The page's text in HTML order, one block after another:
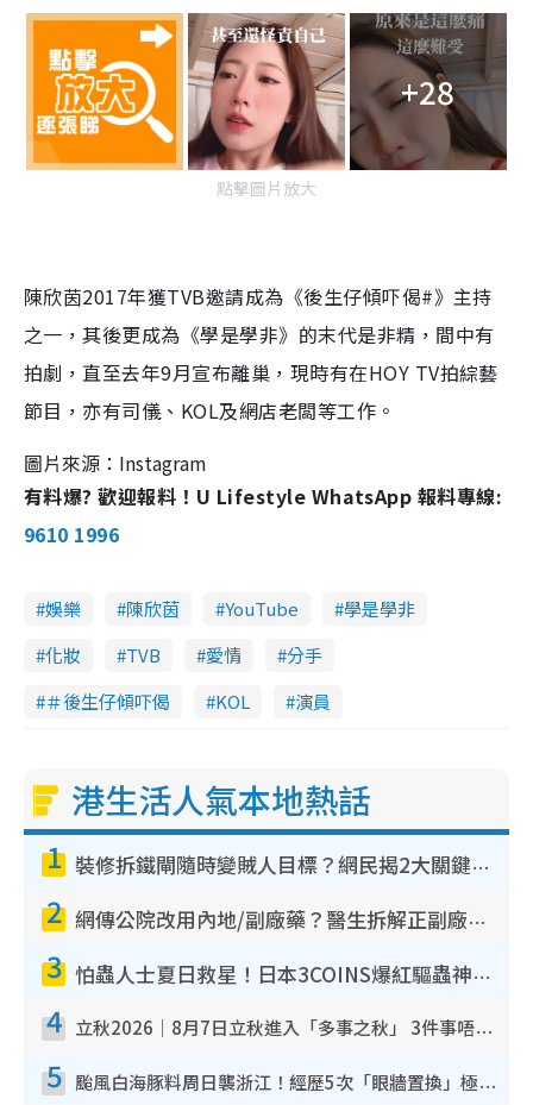
+28
點擊圖片放大
陳欣茵2017年獲TVB邀請成為《後生仔傾吓偈#》主持
之一，其後更成為《學是學非》的末代是非精，間中有
拍劇，直至去年9月宣布離巢，現時有在HOY TV拍綜藝
節目，亦有司儀、KOL及網店老闆等工作。
圖片來源：Instagram
有料爆? 歡迎報料！U Lifestyle WhatsApp 報料專線:
9610 1996
娛樂 陳欣茵 YouTube
學是學非
化妝
TVB 愛情
分手
＃後生仔傾吓偈
KOL 演員
港生活人氣本地熱話
1 裝修拆鐵閘隨時變賊人目標？網民揭2大關鍵用途：裝新式等於白裝？附新舊鐵閘分別
2 網傳公院改用內地/副廠藥？醫生拆解正副廠分別 揭4類人換藥隨時出事
3 怕蟲人士夏日救星！日本3COINS爆紅驅蟲神器$45起 1招「全程免觸碰」輕鬆搞定小強
4 立秋2026｜8月7日立秋進入「多事之秋」 3件事唔做得！專家教6招開運 清枱頭／銀包納氣接好運
5 颱風白海豚料周日襲浙江！經歷5次「眼牆置換」極罕見 成登陸內地最長途颱風